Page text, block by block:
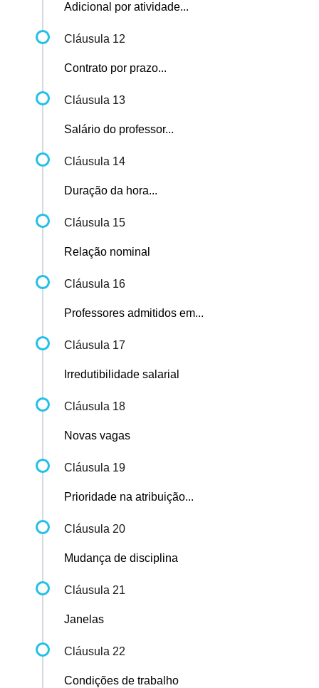
Adicional por atividade...
Cláusula 12
Contrato por prazo...
Cláusula 13
Salário do professor...
Cláusula 14
Duração da hora...
Cláusula 15
Relação nominal
Cláusula 16
Professores admitidos em...
Cláusula 17
Irredutibilidade salarial
Cláusula 18
Novas vagas
Cláusula 19
Prioridade na atribuição...
Cláusula 20
Mudança de disciplina
Cláusula 21
Janelas
Cláusula 22
Condições de trabalho